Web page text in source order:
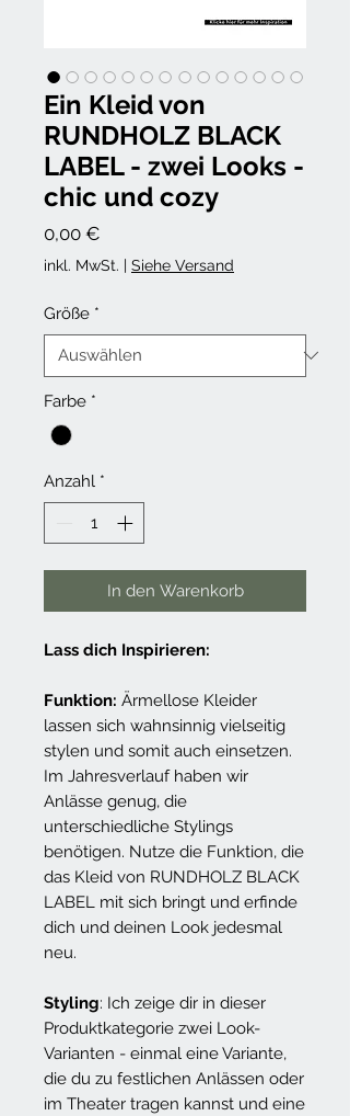
Ein Kleid von
RUNDHOLZ BLACK
LABEL - zwei Looks -
chic und cozy
0,00 €
inkl. MwSt. | Siehe Versand
Größe *
Farbe *
Anzahl *
In den Warenkorb
Lass dich Inspirieren:
Funktion: Ärmellose Kleider
lassen sich wahnsinnig vielseitig
stylen und somit auch einsetzen.
Im Jahresverlauf haben wir
Anlässe genug, die
unterschiedliche Stylings
benötigen. Nutze die Funktion, die
das Kleid von RUNDHOLZ BLACK
LABEL mit sich bringt und erfinde
dich und deinen Look jedesmal
neu.
Styling: Ich zeige dir in dieser
Produktkategorie zwei Look-
Varianten - einmal eine Variante,
die du zu festlichen Anlässen oder
im Theater tragen kannst und eine